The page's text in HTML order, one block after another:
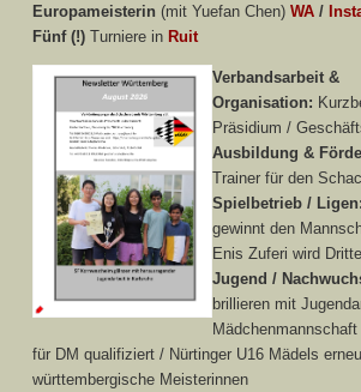
Europameisterin (mit Yuefan Chen) WA /
Fünf (!) Turniere in Ruit
Verbandsarbeit &
Organisation:
Präsidium /
Ausbildung &
Trainer für den
Spielbetrieb / Ligen:
gewinnt den
Enis Zuferi wird
Jugend /
brillieren mit
für DM qualifiziert / Nürtinger U16 Mädels
württembergische Meisterinnen